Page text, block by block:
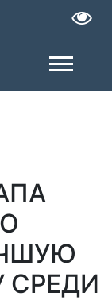
СРЕДИ